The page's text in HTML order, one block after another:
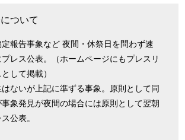
ついて
報告事象など 夜間・休祭日を問わず速
レス公表。（ホームページにもプレスリ
して掲載）
ないが上記に準ずる事象。原則として同
象発見が夜間の場合には原則として翌朝
公表。